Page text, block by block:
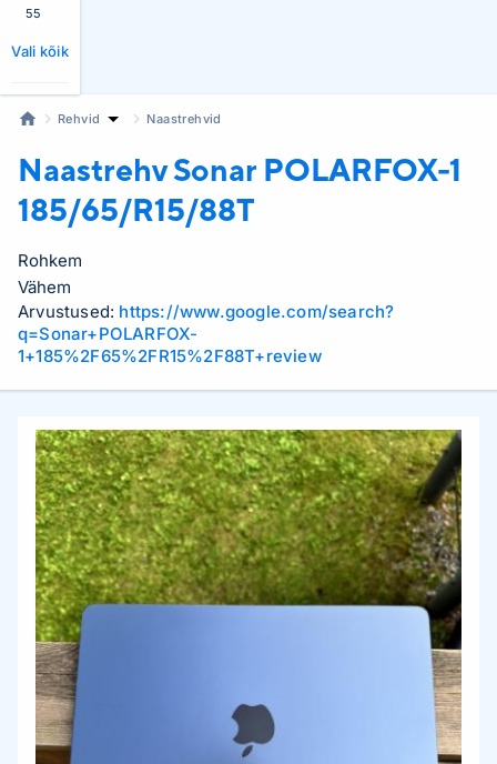
55
Vali kõik
Rehvid Naastrehvid
Naastrehv Sonar POLARFOX-1
185/65/R15/88T
Rohkem
Vähem
Arvustused: https://www.google.com/search?
q=Sonar+POLARFOX-
1+185%2F65%2FR15%2F88T+review